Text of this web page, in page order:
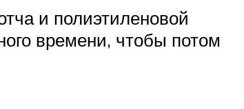
и полиэтиленовой
времени, чтобы потом